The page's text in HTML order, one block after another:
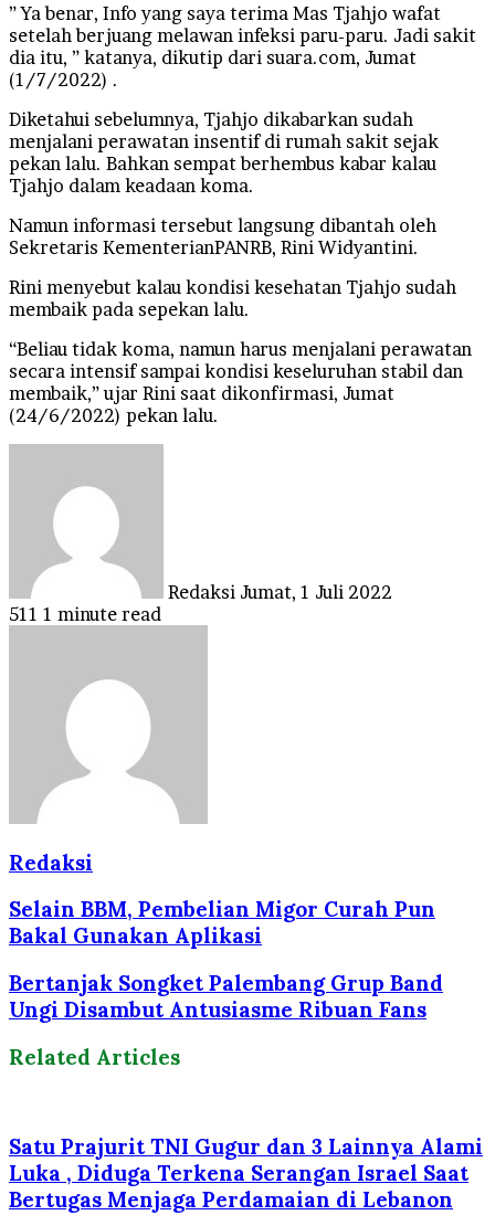
” Ya benar, Info yang saya terima Mas Tjahjo wafat
setelah berjuang melawan infeksi paru-paru. Jadi sakit
dia itu, ” katanya, dikutip dari suara.com, Jumat
(1/7/2022) .
Diketahui sebelumnya, Tjahjo dikabarkan sudah
menjalani perawatan insentif di rumah sakit sejak
pekan lalu. Bahkan sempat berhembus kabar kalau
Tjahjo dalam keadaan koma.
Namun informasi tersebut langsung dibantah oleh
Sekretaris KementerianPANRB, Rini Widyantini.
Rini menyebut kalau kondisi kesehatan Tjahjo sudah
membaik pada sepekan lalu.
“Beliau tidak koma, namun harus menjalani perawatan
secara intensif sampai kondisi keseluruhan stabil dan
membaik,” ujar Rini saat dikonfirmasi, Jumat
(24/6/2022) pekan lalu.
Redaksi Jumat, 1 Juli 2022
511 1 minute read
Redaksi
Selain BBM, Pembelian Migor Curah Pun
Bakal Gunakan Aplikasi
Bertanjak Songket Palembang Grup Band
Ungi Disambut Antusiasme Ribuan Fans
Related Articles
Satu Prajurit TNI Gugur dan 3 Lainnya Alami
Luka , Diduga Terkena Serangan Israel Saat
Bertugas Menjaga Perdamaian di Lebanon